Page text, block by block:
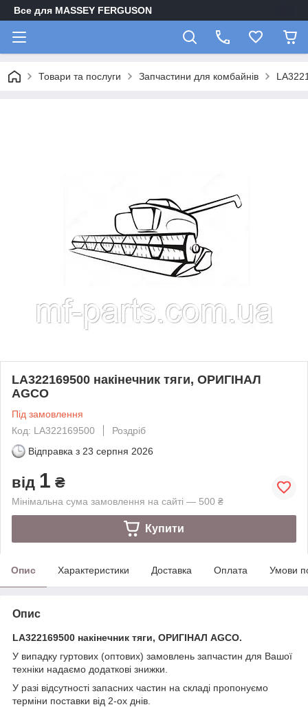
Все для MASSEY FERGUSON
Товари та послуги Запчастини для комбайнів
LA322169500 накінечник тяги, ОРИГІНАЛ
AGCO
Під замовлення
Код: LA322169500
Роздріб
Відправка з 23 серпня 2026
від 1 ₴
Мінімальна сума замовлення на сайті — 500 ₴
Купити
Опис Характеристики Доставка Оплата Умови
Опис
LA322169500 накінечник тяги, ОРИГІНАЛ AGCO.
У випадку гуртових (оптових) замовлень запчастин для Вашої
техніки надаємо додаткові знижки.
У разі відсутності запасних частин на складі пропонуємо
терміни поставки від 2-ох днів.